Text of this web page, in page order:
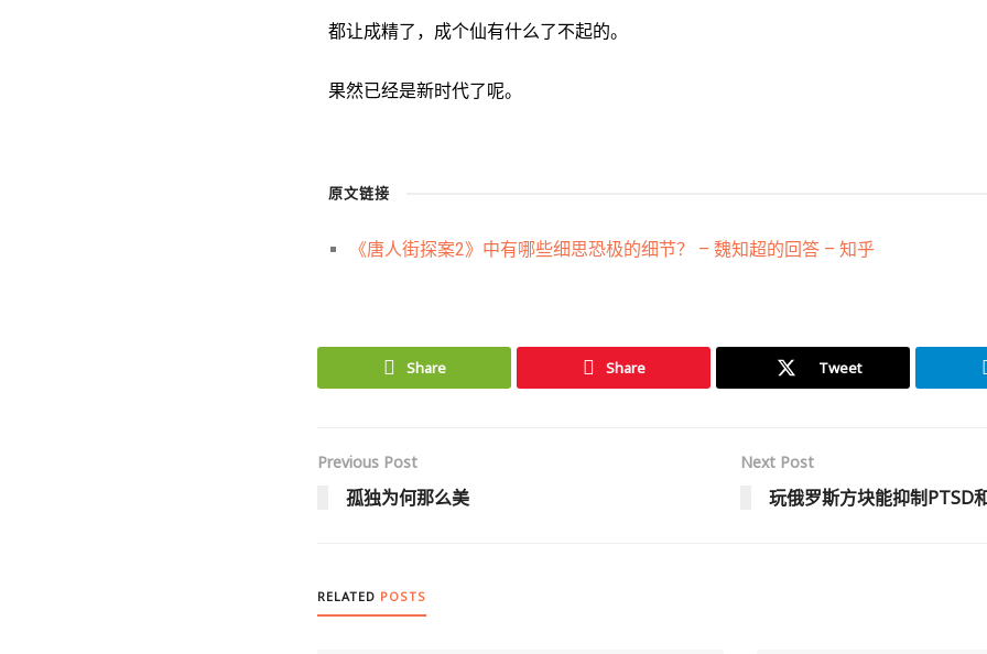
都让成精了，成个仙有什么了不起的。
果然已经是新时代了呢。
原文链接
《唐人街探案2》中有哪些细思恐极的细节？ – 魏知超的回答 – 知乎
Share Share Tweet
Previous Post
孤独为何那么美
Next Post
玩俄罗斯方块能抑制PTSD
RELATED POSTS